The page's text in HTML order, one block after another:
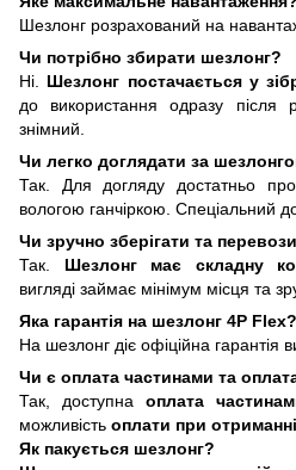
Шезлонг розрахований на
Чи потрібно збирати шезлонг?
Ні. Шезлонг постачається у
до використання одразу після
знімний.
Чи легко доглядати за
Так. Для догляду достатньо
вологою ганчіркою. Спеціальний
Чи зручно зберігати та
Так. Шезлонг має складну
вигляді займає мінімум місця та
Яка гарантія на шезлонг 4P Flex?
На шезлонг діє офіційна гарантія
Чи є оплата частинами та
Так, доступна оплата
можливість оплати при отриманні
Як пакується шезлонг?